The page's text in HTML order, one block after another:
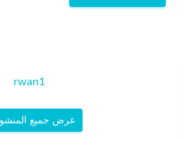
rwan1
عرض جميع